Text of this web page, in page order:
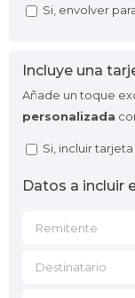
Si, envolver
Incluye una
Añade un toque
personalizada
Si, incluir
Datos a incluir